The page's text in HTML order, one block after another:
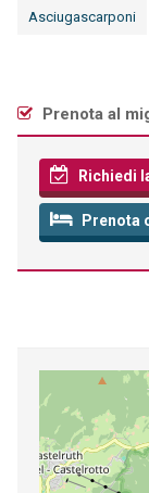
Asciugascarponi
Prenota al
Richiedi
Prenota